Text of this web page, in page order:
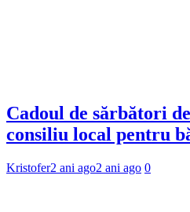
Cadoul de sărbători
consiliu local pentru
Kristofer2 ani ago2 ani ago 0